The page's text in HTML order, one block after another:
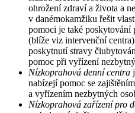
ohrožení zdraví a života a
v danémokamžiku řešit
pomoci je také poskytování
(blíže viz intervenční
poskytnutí stravy
pomoc při vyřízení
Nízkoprahová denní centra
nabízejí pomoc se
a vyřízením nezbytných
Nízkoprahová zařízení pro